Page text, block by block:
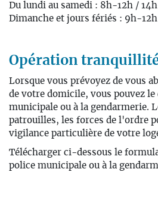
Du lundi au samedi : 8h-12h /
Dimanche et jours fériés : 9h-
Opération tranquillité
Lorsque vous prévoyez de vous
de votre domicile, vous pouvez le
municipale ou à la gendarmerie.
patrouilles, les forces de l'ordre
vigilance particulière de votre
Télécharger ci-dessous le
police municipale ou à la